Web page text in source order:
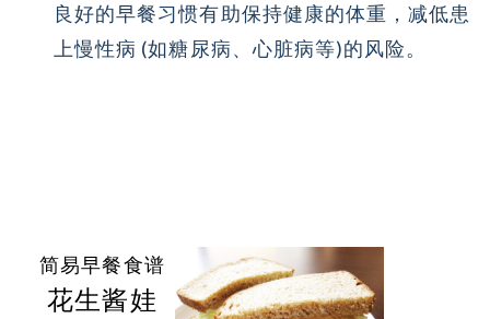
良好的早餐习惯有助保持健康的体重，减低患
上慢性病 (如糖尿病、心脏病等)的风险。
简易早餐食谱
花生酱娃